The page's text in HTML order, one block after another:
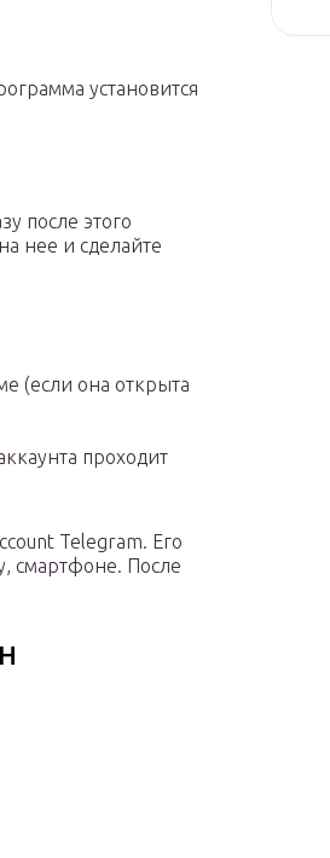
установится
после этого
нее и сделайте
(если она открыта
проходит
Telegram. Его
смартфоне. После